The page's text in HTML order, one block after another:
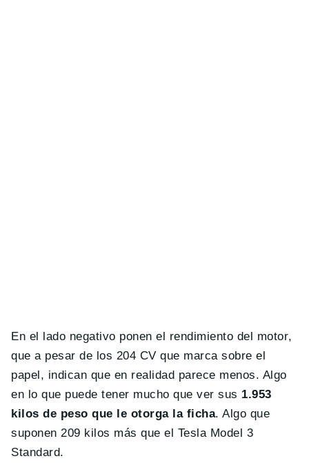
En el lado negativo ponen el rendimiento del motor,
que a pesar de los 204 CV que marca sobre el
papel, indican que en realidad parece menos. Algo
en lo que puede tener mucho que ver sus 1.953
kilos de peso que le otorga la ficha. Algo que
suponen 209 kilos más que el Tesla Model 3
Standard.